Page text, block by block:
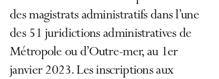
des magistrats administratifs dans l’une
des 51 juridictions administratives de
Métropole ou d’Outre-mer, au 1er
janvier 2023. Les inscriptions aux